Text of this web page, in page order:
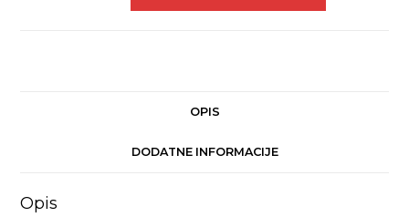
OPIS
DODATNE INFORMACIJE
Opis